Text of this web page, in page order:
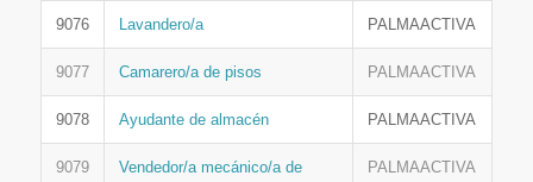
9076 Lavandero/a PALMAACTIVA
9077 Camarero/a de pisos PALMAACTIVA
9078 Ayudante de almacén PALMAACTIVA
9079
Vendedor/a mecánico/a de
PALMAACTIVA